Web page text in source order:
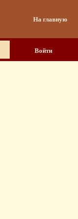
На главную
Войти